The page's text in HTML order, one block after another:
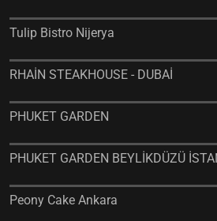
Tulip Bistro Nijerya
RHAİN STEAKHOUSE - DUBAİ
PHUKET GARDEN
PHUKET GARDEN BEYLİKDÜZÜ
Peony Cake Ankara